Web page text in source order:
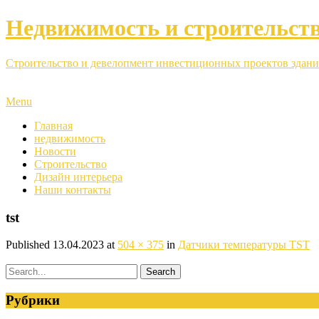
Недвижимость и
Строительство и девелопмент инвестиционных проектов
Menu
Главная
недвижимость
Новости
Строительство
Дизайн интерьера
Наши контакты
tst
Published 13.04.2023 at 504 × 375 in Датчики температуры TST
Рубрики